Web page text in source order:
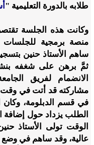
طلابه بالدورة التعليمية "
وكانت هذه الجلسة
منصة برمجية للجلسات
ساهم الأستاذ حنين
ثمَّ برهن على شغفه بنشر
الانضمام لفريق
مشاركته قد أتت في وقت
في قسم الدبلومة، وكان
الطلب يزداد حول إضافة
الوقت تولى الأستاذ